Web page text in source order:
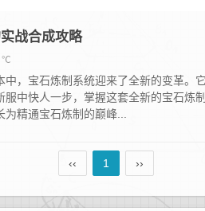
战合成攻略
℃
中，宝石炼制系统迎来了全新的变革。
服中快人一步，掌握这套全新的宝石炼
精通宝石炼制的巅峰...
‹‹ 1 ››